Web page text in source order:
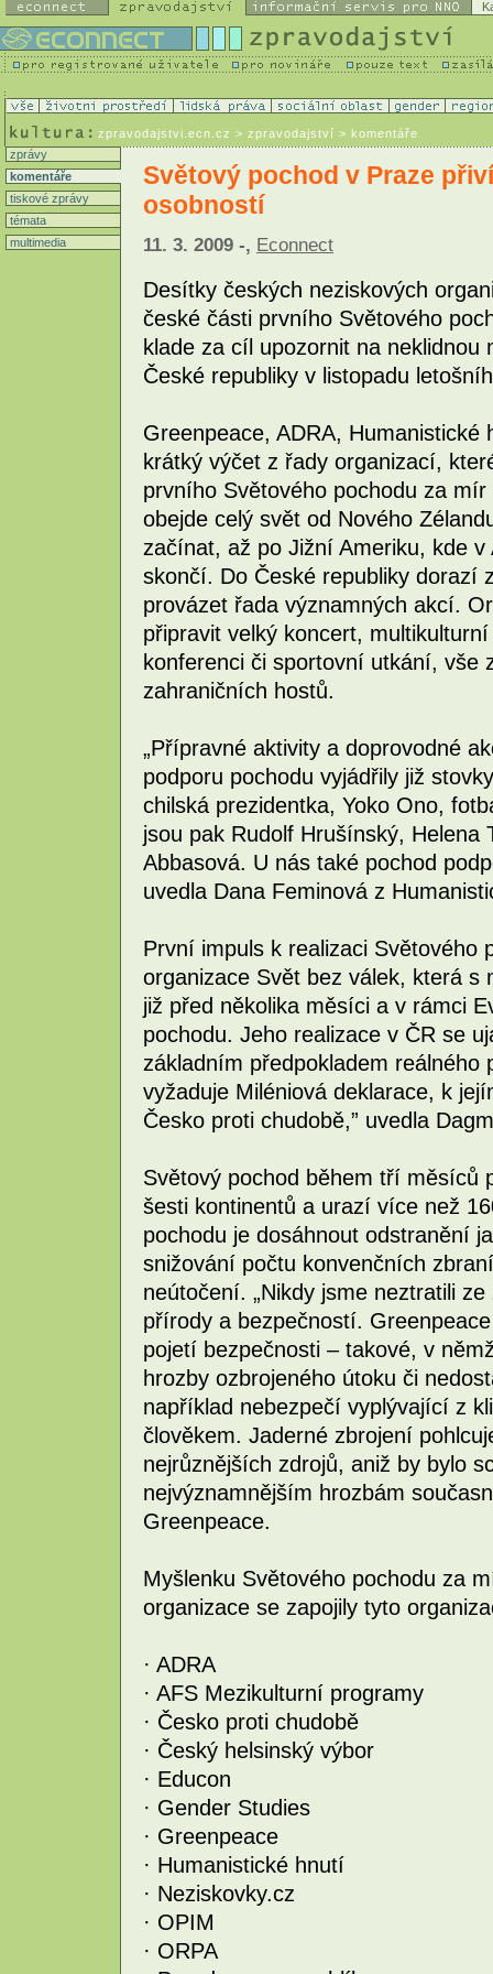
zpravodajstvi.ecn.cz > zpravodajství > komentáře
zprávy
komentáře
tiskové zprávy
témata
multimedia
Světový pochod v Praze
osobností
11. 3. 2009 -, Econnect
Desítky českých neziskových
české části prvního Světového
klade za cíl upozornit na
České republiky v listopadu
Greenpeace, ADRA,
krátký výčet z řady organizací,
prvního Světového pochodu za
obejde celý svět od Nového
začínat, až po Jižní Ameriku, kde
skončí. Do České republiky dorazí
provázet řada významných akcí.
připravit velký koncert,
konferenci či sportovní utkání, vše
zahraničních hostů.
„Přípravné aktivity a doprovodné
podporu pochodu vyjádřily již
chilská prezidentka, Yoko Ono,
jsou pak Rudolf Hrušínský,
Abbasová. U nás také pochod
uvedla Dana Feminová z
První impuls k realizaci Světového
organizace Svět bez válek, která s
již před několika měsíci a v rámci
pochodu. Jeho realizace v ČR se
základním předpokladem
vyžaduje Miléniová deklarace, k
Česko proti chudobě,” uvedla
Světový pochod během tří měsíců
šesti kontinentů a urazí více než
pochodu je dosáhnout odstranění
snižování počtu konvenčních
neútočení. „Nikdy jsme neztratili
přírody a bezpečností.
pojetí bezpečnosti – takové, v
hrozby ozbrojeného útoku či
například nebezpečí vyplývající z
člověkem. Jaderné zbrojení
nejrůznějších zdrojů, aniž by bylo
nejvýznamnějším hrozbám
Greenpeace.
Myšlenku Světového pochodu za
organizace se zapojily tyto
· ADRA
· AFS Mezikulturní programy
· Česko proti chudobě
· Český helsinský výbor
· Educon
· Gender Studies
· Greenpeace
· Humanistické hnutí
· Neziskovky.cz
· OPIM
· ORPA